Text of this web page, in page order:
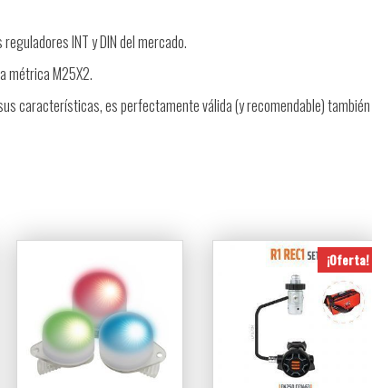
INT y DIN del mercado.
métrica M25X2.
características, es perfectamente válida (y recomendable) también
¡Oferta!